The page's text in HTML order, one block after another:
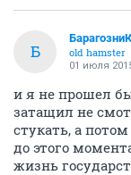
Б
БарагозниК
old hamster
01 июля
и я не прошел
затащил не
стукать, а
до этого
жизнь